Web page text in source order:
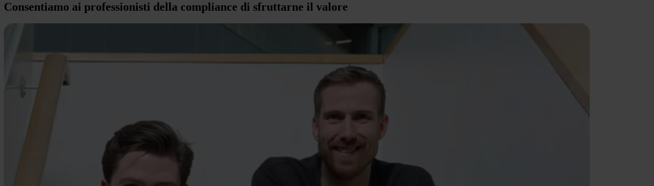
Consentiamo ai professionisti della compliance di sfruttarne il valore